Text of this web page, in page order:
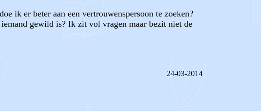
ik er beter aan een vertrouwenspersoon te zoeken?
gewild is? Ik zit vol vragen maar bezit niet de
24-03-2014